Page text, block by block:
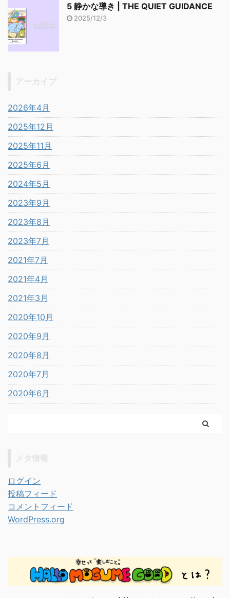
5 静かな導き | THE QUIET GUIDANCE
2025/12/3
2026年4月
2025年12月
2025年11月
2025年6月
2024年5月
2023年9月
2023年8月
2023年7月
2021年7月
2021年4月
2021年3月
2020年10月
2020年9月
2020年8月
2020年7月
2020年6月
ログイン
投稿フィード
コメントフィード
WordPress.org